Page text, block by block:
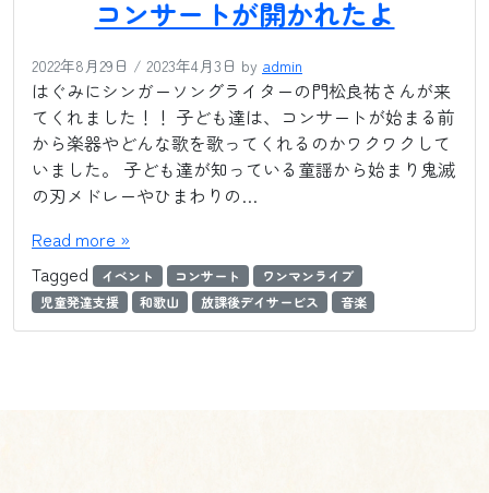
コンサートが開かれたよ
2022年8月29日 / 2023年4月3日 by admin
はぐみにシンガーソングライターの門松良祐さんが来
てくれました！！ 子ども達は、コンサートが始まる前
から楽器やどんな歌を歌ってくれるのかワクワクして
いました。 子ども達が知っている童謡から始まり鬼滅
の刃メドレーやひまわりの…
Read more »
Tagged
イベント コンサート
ワンマンライブ
児童発達支援
和歌山 放課後デイサービス 音楽